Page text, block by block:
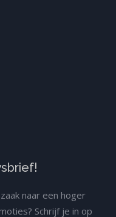
naar een hoger
Schrijf je in op